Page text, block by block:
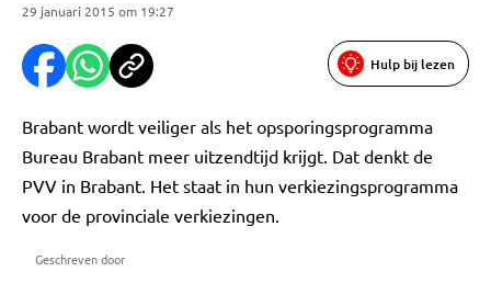
29 januari 2015 om 19:27
Hulp bij lezen
Brabant wordt veiliger als het opsporingsprogramma
Bureau Brabant meer uitzendtijd krijgt. Dat denkt de
PVV in Brabant. Het staat in hun verkiezingsprogramma
voor de provinciale verkiezingen.
Geschreven door